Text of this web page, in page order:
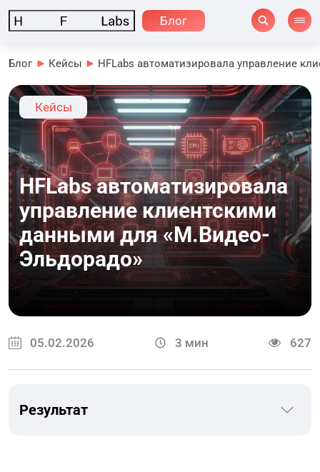
Блог
Блог Кейсы HFLabs автоматизировала управление
Кейсы
HFLabs автоматизировала
управление клиентскими
данными для «М.Видео-
Эльдорадо»
05.02.2026 3 мин 627
Результат